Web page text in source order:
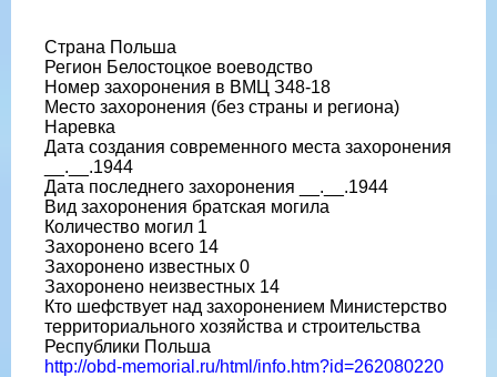
Страна Польша
Регион Белостоцкое воеводство
Номер захоронения в ВМЦ З48-18
Место захоронения (без страны и региона)
Наревка
Дата создания современного места захоронения
__.__.1944
Дата последнего захоронения __.__.1944
Вид захоронения братская могила
Количество могил 1
Захоронено всего 14
Захоронено известных 0
Захоронено неизвестных 14
Кто шефствует над захоронением Министерство
территориального хозяйства и строительства
Республики Польша
http://obd-memorial.ru/html/info.htm?id=262080220